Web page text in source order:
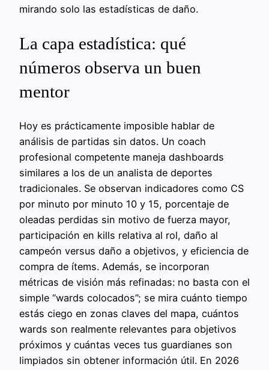
mirando solo las estadísticas de daño.
La capa estadística: qué
números observa un buen
mentor
Hoy es prácticamente imposible hablar de
análisis de partidas sin datos. Un coach
profesional competente maneja dashboards
similares a los de un analista de deportes
tradicionales. Se observan indicadores como CS
por minuto por minuto 10 y 15, porcentaje de
oleadas perdidas sin motivo de fuerza mayor,
participación en kills relativa al rol, daño al
campeón versus daño a objetivos, y eficiencia de
compra de ítems. Además, se incorporan
métricas de visión más refinadas: no basta con el
simple “wards colocados”; se mira cuánto tiempo
estás ciego en zonas claves del mapa, cuántos
wards son realmente relevantes para objetivos
próximos y cuántas veces tus guardianes son
limpiados sin obtener información útil. En 2026